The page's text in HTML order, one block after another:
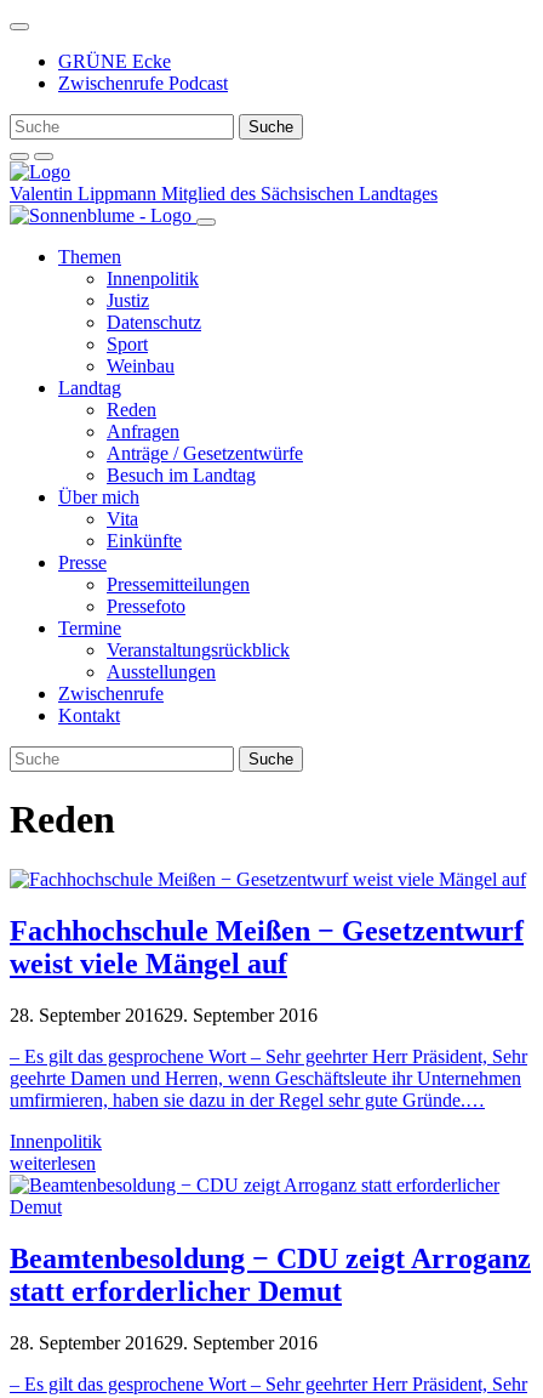
Weiter
Inhalt
GRÜNE Ecke
Zwischenrufe Podcast
Valentin Lippmann Mitglied des Sächsischen Landtages
Themen
Innenpolitik
Justiz
Datenschutz
Sport
Weinbau
Landtag
Reden
Anfragen
Anträge / Gesetzentwürfe
Besuch im Landtag
Über mich
Vita
Einkünfte
Presse
Pressemitteilungen
Pressefoto
Termine
Veranstaltungsrückblick
Ausstellungen
Zwischenrufe
Kontakt
Reden
Fachhochschule Meißen − Gesetzentwurf
weist viele Mängel auf
28. September 201629. September 2016
– Es gilt das gesprochene Wort – Sehr geehrter Herr Präsident, Sehr
geehrte Damen und Herren, wenn Geschäftsleute ihr Unternehmen
umfirmieren, haben sie dazu in der Regel sehr gute Gründe.…
Innenpolitik
weiterlesen
Beamtenbesoldung − CDU zeigt Arroganz
statt erforderlicher Demut
28. September 201629. September 2016
– Es gilt das gesprochene Wort – Sehr geehrter Herr Präsident, Sehr